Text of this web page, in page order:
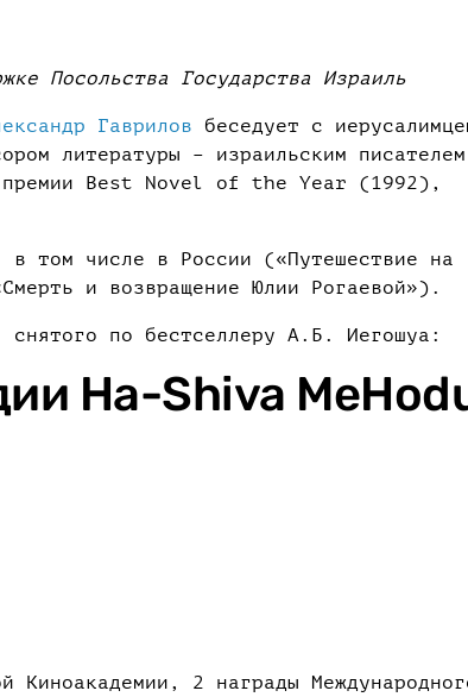
Посольства Государства Израиль
Гаврилов беседует с
литературы – израильским писателем
премии Best Novel of the Year (1992),
том числе в России («Путешествие на
и возвращение Юлии Рогаевой»).
снятого по бестселлеру А.Б. Иегошуа:
Ha-Shiva
Киноакадемии, 2 награды